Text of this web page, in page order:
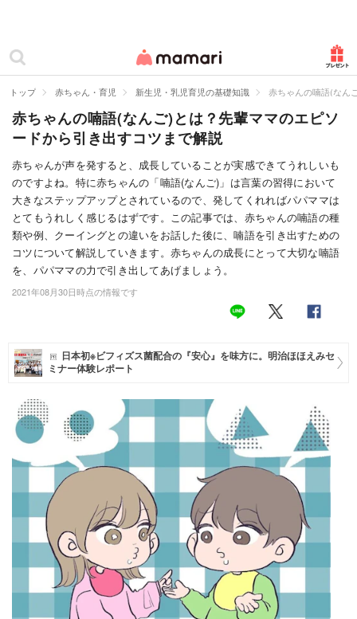
ママリ
カテゴリー一覧
妊娠
出産
赤ちゃん・育児
子育て・家族
病院
住まい
トレンド・イベント
トップ 赤ちゃん・育児 新生児・乳児育児の基礎知識 赤ちゃんの喃語(なん
赤ちゃんの喃語(なんご)とは？先輩ママのエピソ
ードから引き出すコツまで解説
赤ちゃんが声を発すると、成長していることが実感できてうれしいも
のですよね。特に赤ちゃんの「喃語(なんご)」は言葉の習得において
大きなステップアップとされているので、発してくれればパパママは
とてもうれしく感じるはずです。この記事では、赤ちゃんの喃語の種
類や例、クーイングとの違いをお話した後に、喃語を引き出すための
コツについて解説していきます。赤ちゃんの成長にとって大切な喃語
を、パパママの力で引き出してあげましょう。
2021年08月30日時点の情報です
日本初※ビフィズス菌配合の『安心』を味方に。明治ほほえみセ
ミナー体験レポート